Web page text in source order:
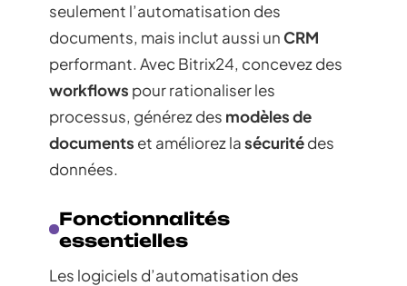
seulement l’automatisation des
documents, mais inclut aussi unCRM
performant. Avec Bitrix24, concevez des
workflows pour rationaliser les
processus, générez des modèles de
documents et améliorez lasécuritédes
données.
Fonctionnalités
essentielles
Les logiciels d’automatisation des